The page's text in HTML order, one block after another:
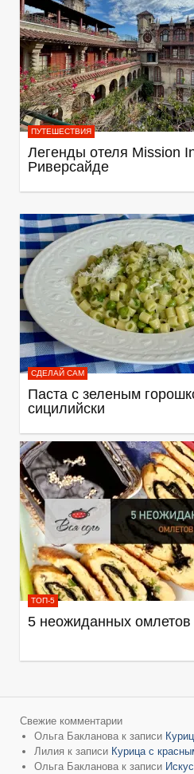
ПУТЕШЕСТВИЯ
Легенды отеля Mission
Риверсайде
СДЕЛАЙ САМ
Паста с зеленым
сицилийски
ТОП-5
5 неожиданных омлетов
Свежие комментарии
Ольга Бакланова к записи
Лилия к записи Курица с
Ольга Бакланова к записи